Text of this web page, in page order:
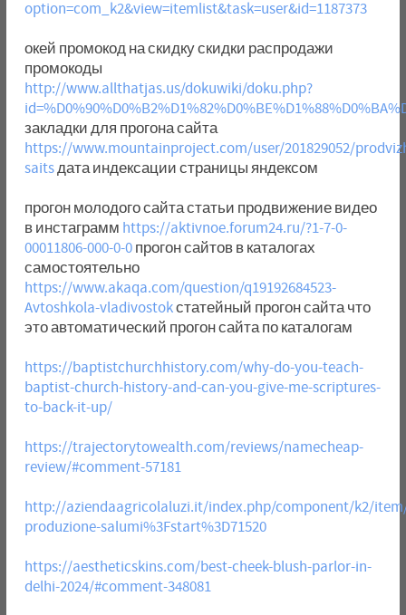
option=com_k2&view=itemlist&task=user&id=1187373
окей промокод на скидку скидки распродажи
промокоды
http://www.allthatjas.us/dokuwiki/doku.php?
закладки для прогона сайта
https://www.mountainproject.com/user/201829052/
saitsдата индексации страницы яндексом
прогон молодого сайта статьи продвижение видео
в инстаграмм https://aktivnoe.forum24.ru/?1-7-0-
00011806-000-0-0прогон сайтов в каталогах
самостоятельно
https://www.akaqa.com/question/q19192684523-
Avtoshkola-vladivostokстатейный прогон сайта что
это автоматический прогон сайта по каталогам
https://baptistchurchhistory.com/why-do-you-teach-
baptist-church-history-and-can-you-give-me-scriptures-
to-back-it-up/
https://trajectorytowealth.com/reviews/namecheap-
review/#comment-57181
http://aziendaagricolaluzi.it/index.php/component/k2/
produzione-salumi%3Fstart%3D71520
https://aestheticskins.com/best-cheek-blush-parlor-in-
delhi-2024/#comment-348081